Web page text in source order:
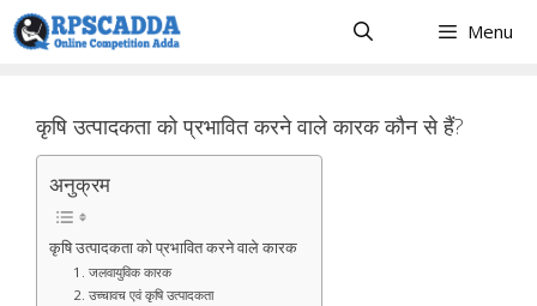
Skip
to
Menu
कृषि उत्पादकता को प्रभावित करने वाले कारक कौन से हैं?
अनुक्रम
कृषि उत्पादकता को प्रभावित करने वाले कारक
1. जलवायुविक कारक
2. उच्चावच एवं कृषि उत्पादकता